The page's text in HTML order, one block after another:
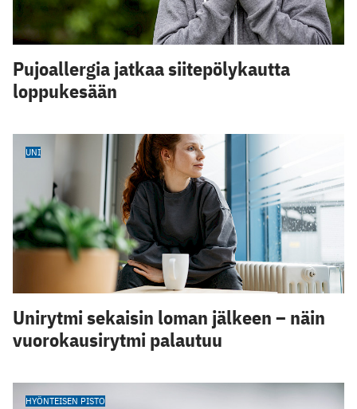
Pujoallergia jatkaa siitepölykautta
loppukesään
UNI
Unirytmi sekaisin loman jälkeen – näin
vuorokausirytmi palautuu
HYÖNTEISEN PISTO